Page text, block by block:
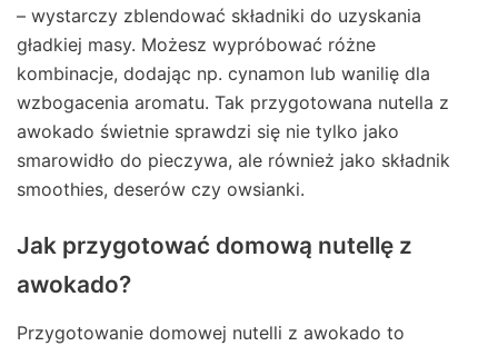
– wystarczy zblendować składniki do uzyskania
gładkiej masy. Możesz wypróbować różne
kombinacje, dodając np. cynamon lub wanilię dla
wzbogacenia aromatu. Tak przygotowana nutella z
awokado świetnie sprawdzi się nie tylko jako
smarowidło do pieczywa, ale również jako składnik
smoothies, deserów czy owsianki.
Jak przygotować domową nutellę z
awokado?
Przygotowanie domowej nutelli z awokado to